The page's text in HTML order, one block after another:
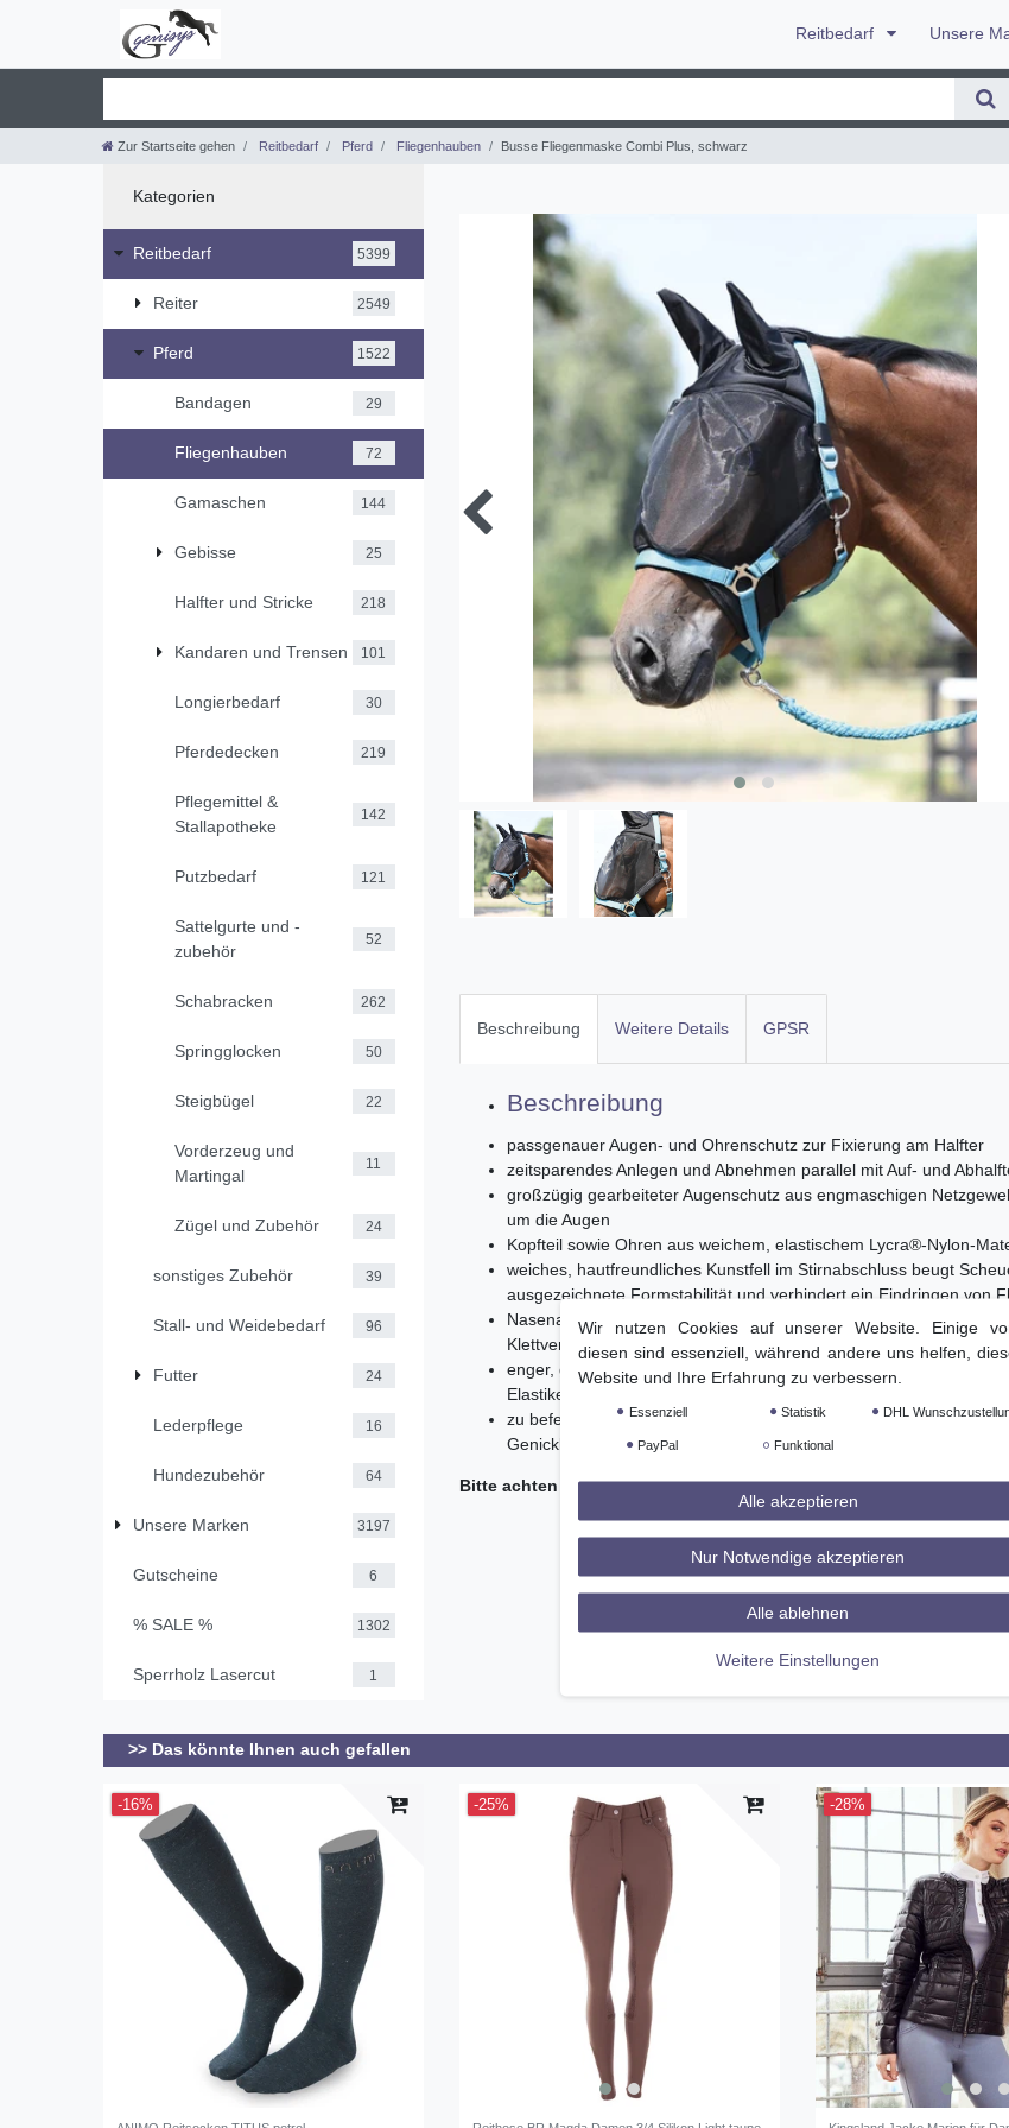
Reitbedarf Unsere
Zur Startseite gehen Reitbedarf Pferd Fliegenhauben Busse Fliegenmaske Combi Plus, schwarz
Kategorien
Reitbedarf 5399
Reiter 2549
Pferd 1522
Bandagen 29
Fliegenhauben 72
Gamaschen 144
Gebisse 25
Halfter und Stricke 218
Kandaren und Trensen 101
Longierbedarf 30
Pferdedecken 219
Pflegemittel &
Stallapotheke
142
Putzbedarf 121
Sattelgurte und -
zubehör
52
Schabracken 262
Springglocken 50
Steigbügel 22
Vorderzeug und
Martingal
11
Zügel und Zubehör 24
sonstiges Zubehör 39
Stall- und Weidebedarf 96
Futter 24
Lederpflege 16
Hundezubehör 64
Unsere Marken 3197
Gutscheine 6
% SALE % 1302
Sperrholz Lasercut 1
Beschreibung Weitere Details GPSR
Beschreibung
passgenauer Augen- und Ohrenschutz zur Fixierung am Halfter
zeitsparendes Anlegen und Abnehmen parallel mit Auf- und
großzügig gearbeiteter Augenschutz aus engmaschigen
um die Augen
Kopfteil sowie Ohren aus weichem, elastischem Lycra®-Nylon-
weiches, hautfreundliches Kunstfell im Stirnabschluss beugt
ausgezeichnete Formstabilität und verhindert ein Eindringen von
Nasenabschluss aus weichem, elastischem Lycra®-Nylon-
Klettverschluss
enger, gleichzeitig komfortabler Kantenabschluss dank
Elastikeinsätze seitlich und auf dem auf Nasenrücken
zu befestigen mittels Klettverschlüssen am Halfter im Backen-
Genickbereich
Bitte achten Sie stets auf einen korrekten Sitz des Halfters und der
>> Das könnte Ihnen auch gefallen
-16% -25% -28%
Wir nutzen Cookies auf unserer Website. Einige
diesen sind essenziell, während andere uns helfen,
Website und Ihre Erfahrung zu verbessern.
Essenziell Statistik DHL
PayPal Funktional
Alle akzeptieren
Nur Notwendige akzeptieren
Alle ablehnen
Weitere Einstellungen